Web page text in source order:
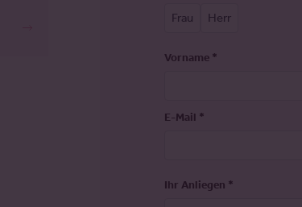
Frau Herr
Vorname *
E-Mail *
Ihr Anliegen *